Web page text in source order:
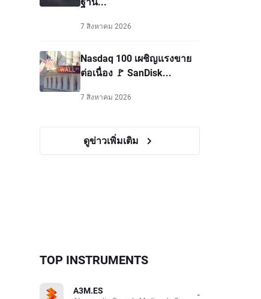
7 สิงหาคม 2026
Nasdaq 100 เผชิญแรงขาย
ต่อเนื่อง 🚩 SanDisk...
7 สิงหาคม 2026
ดูข่าวเพิ่มเติม
TOP INSTRUMENTS
A3M.ES -